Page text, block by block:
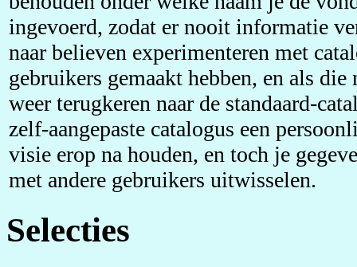
ingevoerd, zodat er nooit informatie
naar believen experimenteren met
gebruikers gemaakt hebben, en als
weer terugkeren naar de standaard-
zelf-aangepaste catalogus een
visie erop na houden, en toch je
met andere gebruikers uitwisselen.
Selecties